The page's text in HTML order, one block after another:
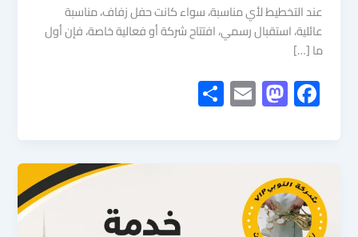
عند التخطيط لأي مناسبة، سواء كانت حفل زفاف، مناسبة
عائلية، استقبال رسمي، افتتاح شركة أو فعالية خاصة، فإن أول
ما […]
F
ac
b
o
ok
M
as
o
n
E
m